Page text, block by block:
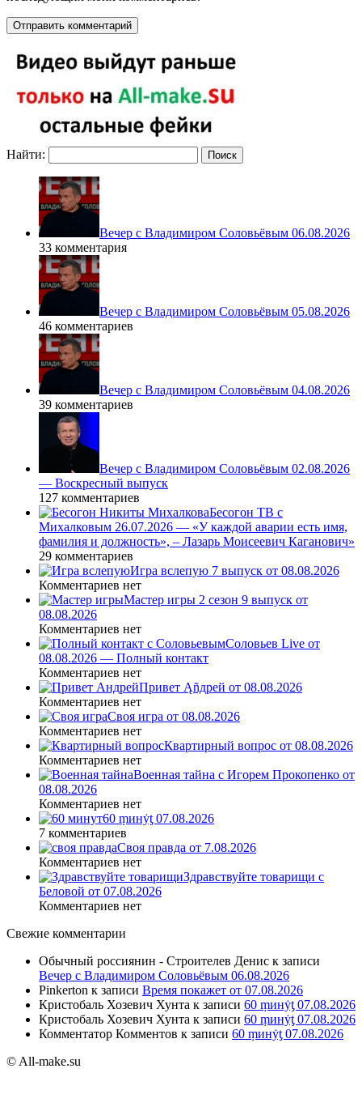
Найти:
Вечер с Владимиром Соловьёвым 06.08.2026
33 комментария
Вечер с Владимиром Соловьёвым 05.08.2026
46 комментариев
Вечер с Владимиром Соловьёвым 04.08.2026
39 комментариев
Вечер с Владимиром Соловьёвым 02.08.2026
— Воскресный выпуск
127 комментариев
Бесогон ТВ с
Михалковым 26.07.2026 — «У каждой аварии есть имя,
фамилия и должность», – Лазарь Моисеевич Каганович»
29 комментариев
Игра вслепую 7 выпуск от 08.08.2026
Комментариев нет
Мастер игры 2 сезон 9 выпуск от
08.08.2026
Комментариев нет
Соловьев Live от
08.08.2026 — Полный контакт
Комментариев нет
Привет Ąñдpей от 08.08.2026
Комментариев нет
Своя игра от 08.08.2026
Комментариев нет
Квартирный вопрос от 08.08.2026
Комментариев нет
Военная тайна с Игорем Прокопенко от
08.08.2026
Комментариев нет
60 ṃинẏƫ 07.08.2026
7 комментариев
Своя правда от 7.08.2026
Комментариев нет
Здравствуйте товарищи с
Беловой от 07.08.2026
Комментариев нет
Свежие комментарии
Обычный россиянин - Строителев Денис к записи
Вечер с Владимиром Соловьёвым 06.08.2026
Pinkerton к записи Время покажет от 07.08.2026
Кристобаль Хозевич Хунта к записи 60 ṃинẏƫ 07.08.2026
Кристобаль Хозевич Хунта к записи 60 ṃинẏƫ 07.08.2026
Комментатор Комментов к записи 60 ṃинẏƫ 07.08.2026
© All-make.su